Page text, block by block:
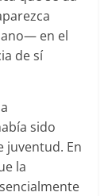
en el
de sí
sido
juventud. En
la